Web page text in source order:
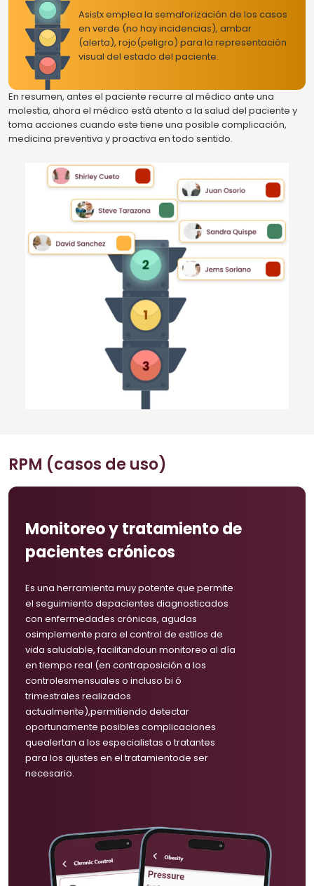
Asistx emplea la semaforización de los casos
en verde (no hay incidencias), ambar
(alerta), rojo(peligro) para la representación
visual del estado del paciente.
En resumen, antes el paciente recurre al médico ante una
molestia, ahora el médico está atento a la salud del paciente y
toma acciones cuando este tiene una posible complicación,
medicina preventiva y proactiva en todo sentido.
RPM (casos de uso)
Monitoreo y tratamiento de
pacientes crónicos
Es una herramienta muy potente que permite
el seguimiento depacientes diagnosticados
con enfermedades crónicas, agudas
osimplemente para el control de estilos de
vida saludable, facilitandoun monitoreo al día
en tiempo real (en contraposición a los
controlesmensuales o incluso bi ó
trimestrales realizados
actualmente),permitiendo detectar
oportunamente posibles complicaciones
quealertan a los especialistas o tratantes
para los ajustes en el tratamientode ser
necesario.